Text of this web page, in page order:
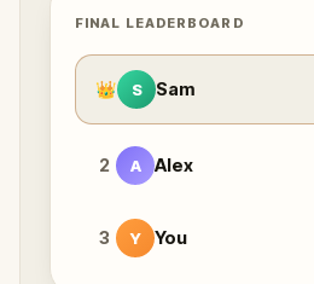
FINAL LEADERBOARD
👑 S Sam
2 A Alex
3 Y You